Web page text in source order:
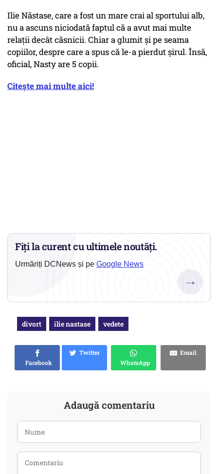
Ilie Năstase, care a fost un mare crai al sportului alb,
nu a ascuns niciodată faptul că a avut mai multe
relații decât căsnicii. Chiar a glumit și pe seama
copiilor, despre care a spus că le-a pierdut șirul. Însă,
oficial, Nasty are 5 copii.
Citește mai multe aici!
Fiți la curent cu ultimele noutăți.
Urmăriți DCNews și pe Google News
→
divort ilie nastase vedete
Facebook
Twitter
WhatsApp
Email
Adaugă comentariu